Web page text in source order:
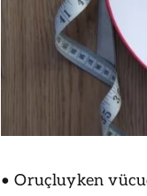
• Oruçluyken